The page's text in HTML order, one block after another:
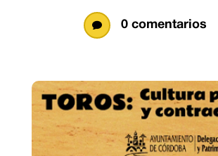
 0 comentarios